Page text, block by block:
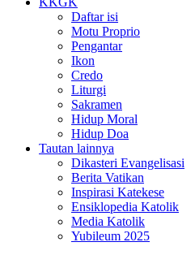
Daftar isi
Motu Proprio
Pengantar
Ikon
Credo
Liturgi
Sakramen
Hidup Moral
Hidup Doa
Tautan lainnya
Dikasteri Evangelisasi
Berita Vatikan
Inspirasi Katekese
Ensiklopedia Katolik
Media Katolik
Yubileum 2025